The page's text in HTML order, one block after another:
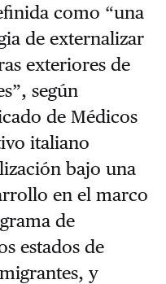
como “una
de externalizar
exteriores de
según
de Médicos
italiano
bajo una
en el marco
de
estados de
y